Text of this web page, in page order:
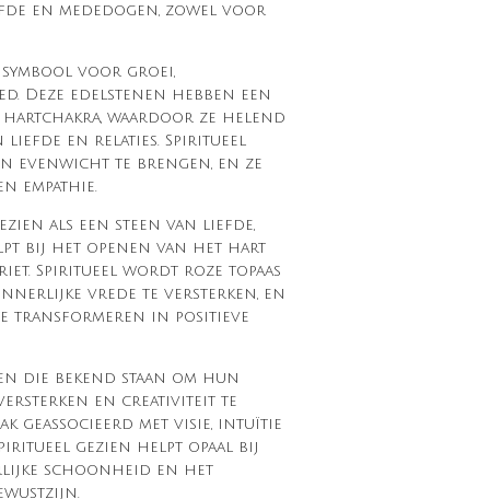
en mededogen, zowel voor
symbool voor groei,
Deze edelstenen hebben een
waardoor ze helend
liefde en relaties. Spiritueel
evenwicht te brengen, en ze
empathie.
als een steen van liefde,
bij het openen van het hart
Spiritueel wordt roze topaas
vrede te versterken, en
transformeren in positieve
die bekend staan om hun
en creativiteit te
geassocieerd met visie, intuïtie
gezien helpt opaal bij
schoonheid en het